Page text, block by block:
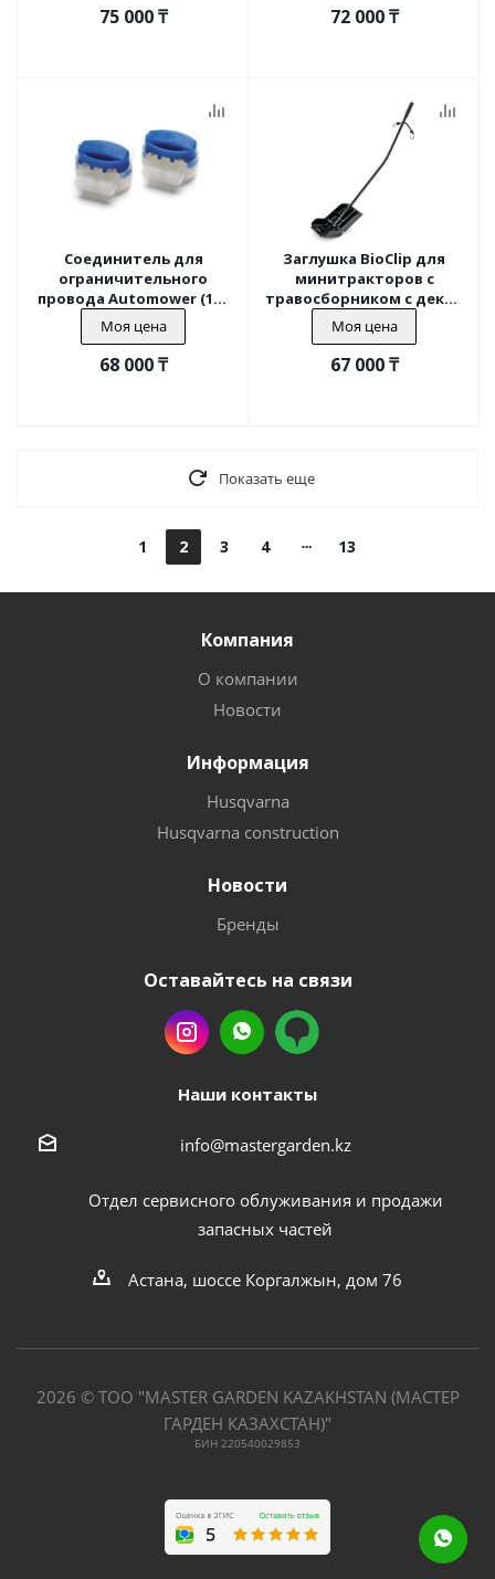
75 000₸ 72 000₸
Соединитель для
ограничительного
провода Automower (100
Моя цена
68 000₸
Заглушка BioClip для
минитракторов с
травосборником с декой
97 и 107 см после 2012г
Моя цена
67 000₸
Показать еще
1 2 3 4 13
Компания
О компании
Новости
Информация
Husqvarna
Husqvarna construction
Новости
Бренды
Оставайтесь на связи
Наши контакты
info@mastergarden.kz
Отдел сервисного облуживания и продажи
запасных частей
Астана, шоссе Коргалжын, дом 76
2026 © ТОО "MASTER GARDEN KAZAKHSTAN (МАСТЕР
ГАРДЕН КАЗАХСТАН)"
БИН 220540029853